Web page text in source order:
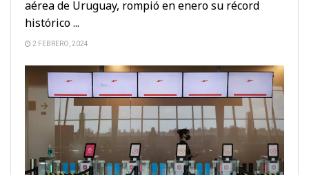
aérea de Uruguay, rompió en enero su récord
histórico ...
2 FEBRERO, 2024